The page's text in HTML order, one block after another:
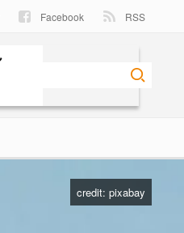
Facebook RSS
credit: pixabay